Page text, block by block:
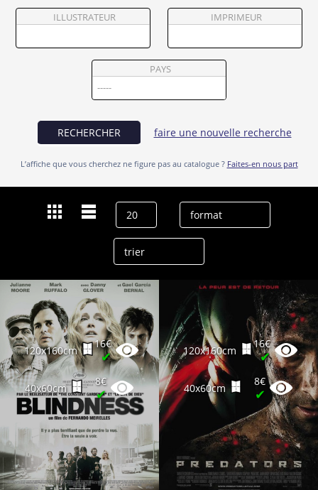
Vendre
ILLUSTRATEUR IMPRIMEUR
PAYS
RECHERCHER faire une nouvelle recherche
L’affiche que vous cherchez ne figure pas au catalogue ? Faites-en nous part
120x160cm
16€
✔
40x60cm
8€
✔
120x160cm
16€
✔
40x60cm
8€
✔